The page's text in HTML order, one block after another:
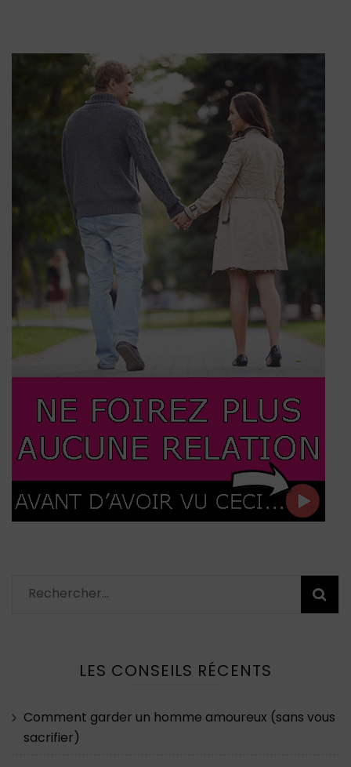
Rechercher :
LES CONSEILS RÉCENTS
Comment garder un homme amoureux (sans vous
sacrifier)